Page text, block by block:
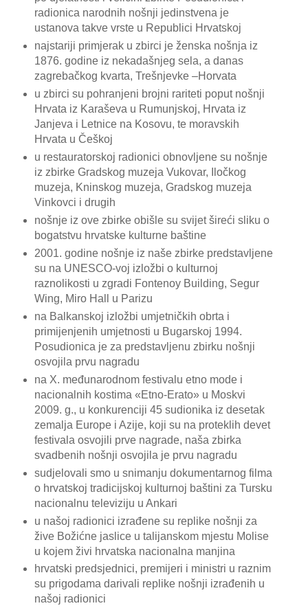
radionica narodnih nošnji jedinstvena je
ustanova takve vrste u Republici Hrvatskoj
najstariji primjerak u zbirci je ženska nošnja iz
1876. godine iz nekadašnjeg sela, a danas
zagrebačkog kvarta, Trešnjevke –Horvata
u zbirci su pohranjeni brojni rariteti poput nošnji
Hrvata iz Karaševa u Rumunjskoj, Hrvata iz
Janjeva i Letnice na Kosovu, te moravskih
Hrvata u Češkoj
u restauratorskoj radionici obnovljene su nošnje
iz zbirke Gradskog muzeja Vukovar, Iločkog
muzeja, Kninskog muzeja, Gradskog muzeja
Vinkovci i drugih
nošnje iz ove zbirke obišle su svijet šireći sliku o
bogatstvu hrvatske kulturne baštine
2001. godine nošnje iz naše zbirke predstavljene
su na UNESCO-voj izložbi o kulturnoj
raznolikosti u zgradi Fontenoy Building, Segur
Wing, Miro Hall u Parizu
na Balkanskoj izložbi umjetničkih obrta i
primijenjenih umjetnosti u Bugarskoj 1994.
Posudionica je za predstavljenu zbirku nošnji
osvojila prvu nagradu
na X. međunarodnom festivalu etno mode i
nacionalnih kostima «Etno-Erato» u Moskvi
2009. g., u konkurenciji 45 sudionika iz desetak
zemalja Europe i Azije, koji su na proteklih devet
festivala osvojili prve nagrade, naša zbirka
svadbenih nošnji osvojila je prvu nagradu
sudjelovali smo u snimanju dokumentarnog filma
o hrvatskoj tradicijskoj kulturnoj baštini za Tursku
nacionalnu televiziju u Ankari
u našoj radionici izrađene su replike nošnji za
žive Božićne jaslice u talijanskom mjestu Molise
u kojem živi hrvatska nacionalna manjina
hrvatski predsjednici, premijeri i ministri u raznim
su prigodama darivali replike nošnji izrađenih u
našoj radionici